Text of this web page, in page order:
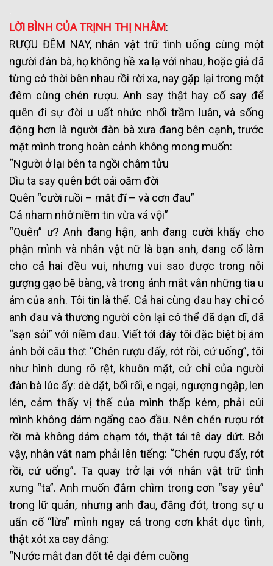
LỜI BÌNH CỦA TRỊNH THỊ NHÂM:
RƯỢU ĐÊM NAY, nhân vật trữ tình uống cùng một
người đàn bà, họ không hề xa lạ với nhau, hoặc giả đã
từng có thời bên nhau rồi rời xa, nay gặp lại trong một
đêm cùng chén rượu. Anh say thật hay cố say để
quên đi sự đời u uất nhức nhối trầm luân, và sống
động hơn là người đàn bà xưa đang bên cạnh, trước
mặt mình trong hoàn cảnh không mong muốn:
“Người ở lại bên ta ngồi châm tửu
Dìu ta say quên bớt oái oăm đời
Quên “cười ruồi – mắt đĩ – và cơn đau”
Cả nham nhở niềm tin vừa vá vội”
“Quên” ư? Anh đang hận, anh đang cười khẩy cho
phận mình và nhân vật nữ là bạn anh, đang cố làm
cho cả hai đều vui, nhưng vui sao được trong nỗi
gượng gạo bẽ bàng, và trong ánh mắt vằn những tia u
ám của anh. Tôi tin là thế. Cả hai cùng đau hay chỉ có
anh đau và thương người còn lại có thể đã dạn dĩ, đã
“sạn sỏi” với niềm đau. Viết tới đây tôi đặc biệt bị ám
ảnh bởi câu thơ: “Chén rượu đấy, rót rồi, cứ uống”, tôi
như hình dung rõ rệt, khuôn mặt, cử chỉ của người
đàn bà lúc ấy: dè dặt, bối rối, e ngại, ngượng ngập, len
lén, cảm thấy vị thế của mình thấp kém, phải cúi
mình không dám ngẩng cao đầu. Nên chén rượu rót
rồi mà không dám chạm tới, thật tái tê day dứt. Bởi
vậy, nhân vật nam phải lên tiếng: “Chén rượu đấy, rót
rồi, cứ uống”. Ta quay trở lại với nhân vật trữ tình
xưng “ta”. Anh muốn đắm chìm trong cơn “say yêu”
trong lữ quán, nhưng anh đau, đắng đót, trong sự u
uẩn cố “lừa” mình ngay cả trong cơn khát dục tình,
thật xót xa cay đắng:
“Nước mắt đan đốt tê dại đêm cuồng